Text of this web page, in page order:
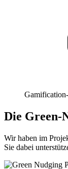
Die Green-
Wir haben im
Sie dabei